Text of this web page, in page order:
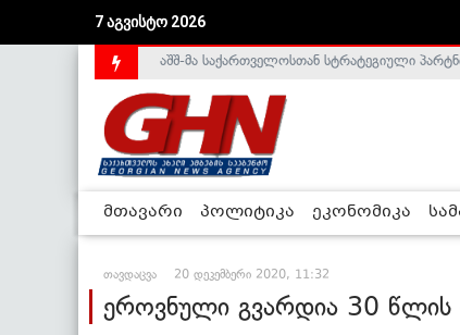
7 აგვისტო 2026
საქართველოს დე-ფაქტო მთავრობა
მთავარი პოლიტიკა ეკონომიკა
თავდაცვა 20 დეკემბერი 2020, 11:32
ეროვნული გვარდია 30 წლის